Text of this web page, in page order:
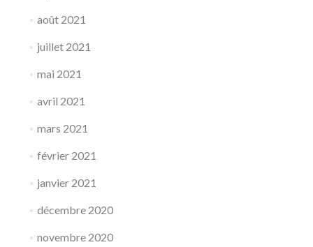
août 2021
juillet 2021
mai 2021
avril 2021
mars 2021
février 2021
janvier 2021
décembre 2020
novembre 2020